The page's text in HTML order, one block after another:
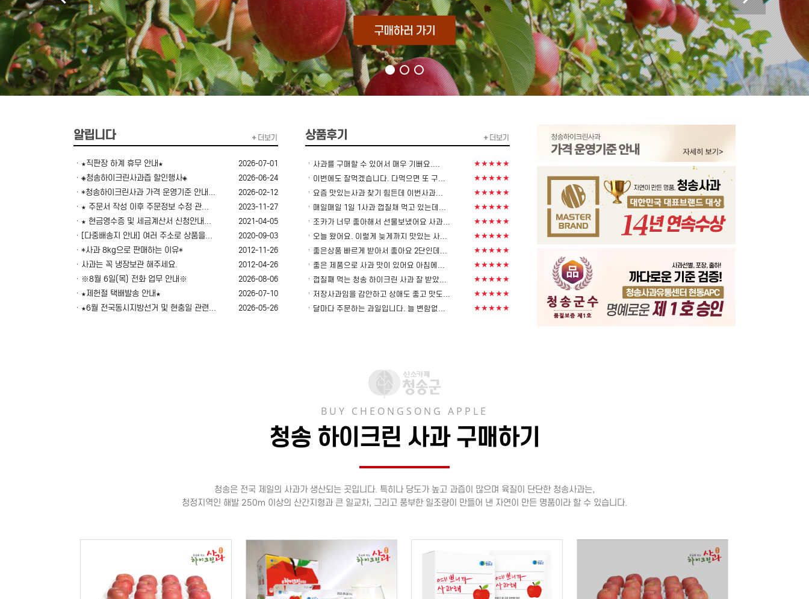
ㆍ★직판장 하계 휴무 안내★ 2026-07-01
ㆍ◈청송하이크린사과즙 할인행사◈ 2026-06-24
ㆍ*청송하이크린사과 가격 운영기준 안내... 2026-02-12
ㆍ★ 주문서 작성 이후 주문정보 수정 관... 2023-11-27
ㆍ★ 현금영수증 및 세금계산서 신청안내... 2021-04-05
ㆍ[다중배송지 안내] 여러 주소로 상품을... 2020-09-03
ㆍ*사과 8kg으로 판매하는 이유* 2012-11-26
ㆍ사과는 꼭 냉장보관 해주세요. 2012-04-26
ㆍ※8월 6일(목) 전화 업무 안내※ 2026-08-06
ㆍ★제헌절 택배발송 안내★ 2026-07-10
ㆍ★6월 전국동시지방선거 및 현충일 관련... 2026-05-26
ㆍ 사과를 구매할 수 있어서 매우 기뻐요.... ★★★★★
ㆍ 이번에도 잘먹겠습니다. 다먹으면 또 구... ★★★★★
ㆍ 요즘 맛있는사과 찾기 힘든데 이번사과... ★★★★★
ㆍ 매일매일 1일 1사과 껍질채 먹고 있는데... ★★★★★
ㆍ 조카가 너무 좋아해서 선물보냈어요 사과... ★★★★★
ㆍ 오늘 왔어요. 이렇게 늦게까지 맛있는 사... ★★★★★
ㆍ 좋은상품 빠르게 받아서 좋아요 2단인데... ★★★★★
ㆍ 좋은 제품으로 사과 맛이 있어요 아침에... ★★★★★
ㆍ 껍질째 먹는 청송 하이크린 사과 잘 받았... ★★★★★
ㆍ 저장사과임을 감안하고 상애도 좋고 맛도... ★★★★★
ㆍ 달마다 주문하는 과일입니다. 늘 변함없... ★★★★★
BUY CHEONGSONG APPLE
청송 하이크린 사과 구매하기
청송은 전국 제일의 사과가 생산되는 곳입니다. 특히나 당도가 높고 과즙이 많으며 육질이 단단한 청송사과는,
청정지역인 해발 250m 이상의 산간지형과 큰 일교차, 그리고 풍부한 일조량이 만들어 낸 자연이 만든 명품이라 할 수 있습니다.